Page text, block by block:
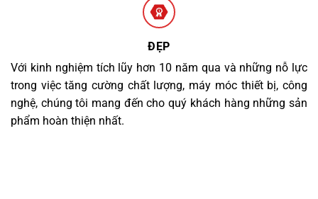
ĐẸP
Với kinh nghiệm tích lũy hơn 10 năm qua và những nỗ lực
trong việc tăng cường chất lượng, máy móc thiết bị, công
nghệ, chúng tôi mang đến cho quý khách hàng những sản
phẩm hoàn thiện nhất.